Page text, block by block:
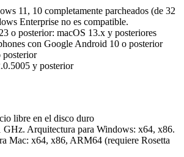
11, 10 completamente parcheados (de 32
Enterprise no es compatible.
o posterior: macOS 13.x y posteriores
con Google Android 10 o posterior
y posterior
libre en el disco duro
GHz. Arquitectura para Windows: x64, x86.
Mac: x64, x86, ARM64 (requiere Rosetta